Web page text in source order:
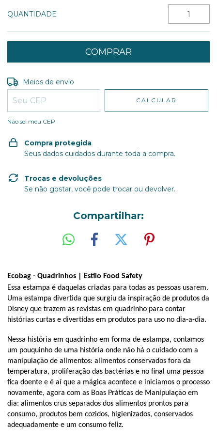
QUANTIDADE
Entregas para o CEP:
Meios de envio
CALCULAR
Não sei meu CEP
Compra protegida
Seus dados cuidados durante toda a compra.
Trocas e devoluções
Se não gostar, você pode trocar ou devolver.
Compartilhar:
Ecobag - Quadrinhos | Estilo Food Safety
Essa estampa é daquelas criadas para todas as pessoas usarem.
Uma estampa divertida que surgiu da inspiração de produtos da
Disney que trazem as revistas em quadrinho para contar
histórias curtas e divertidas em produtos para uso no dia-a-dia.
Nessa história em quadrinho em forma de estampa, contamos
um pouquinho de uma história onde não há o cuidado com a
manipulação de alimentos: alimentos conservados fora da
temperatura, proliferação das bactérias e no final uma pessoa
fica doente e é aí que a mágica acontece e iniciamos o processo
novamente, agora com as Boas Práticas de Manipulação em
dia: alimentos crus separados dos alimentos prontos para
consumo, produtos bem cozidos, higienizados, conservados
adequadamente e um consumo feliz.